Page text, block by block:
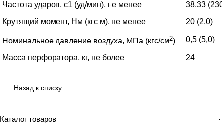
Частота ударов, с1 (уд/мин), не менее
38,33
Крутящий момент, Нм (кгс м), не менее
20 (2,0)
Номинальное давление воздуха, МПа (кгс/см2) 0,5 (5,0)
Масса перфоратора, кг, не более 24
Назад к списку
Каталог товаров